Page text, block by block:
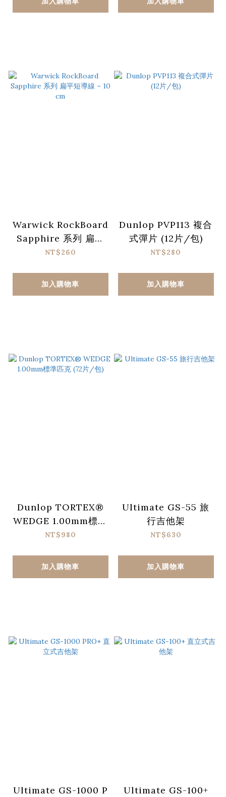
Warwick RockBoard
Sapphire 系列 扁平
短導線 – 10 cm
NT$260
加入購物車
Dunlop PVP113 複合
式彈片 (12片/包)
NT$280
加入購物車
Dunlop TORTEX®
WEDGE 1.00mm標準
匹克 (72片/包)
NT$980
加入購物車
Ultimate GS-55 旅
行吉他架
NT$630
加入購物車
Ultimate GS-1000 P
Ultimate GS-100+